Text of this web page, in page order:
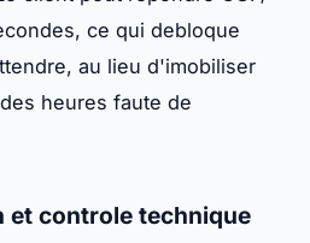
ce qui debloque
au lieu d'imobiliser
heures faute de
et controle technique